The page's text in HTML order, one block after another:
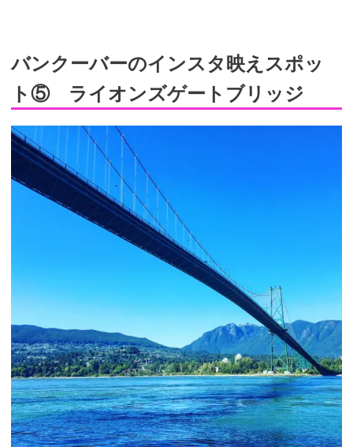
バンクーバーのインスタ映えスポッ
ト⑤ ライオンズゲートブリッジ